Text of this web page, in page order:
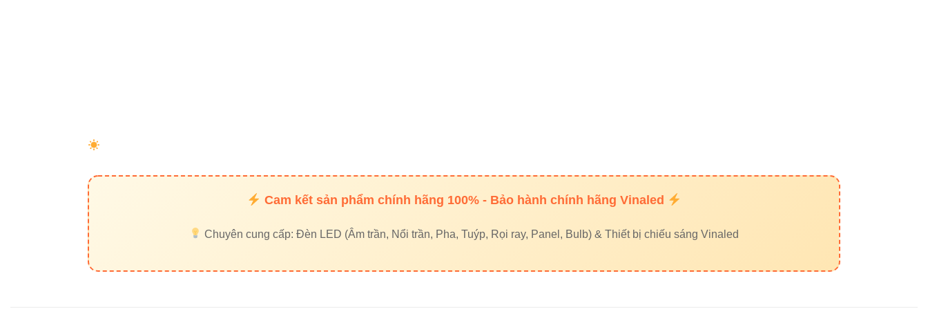
TIÊU CHÍ CABLE-2P-PVC VINALED CÁP TÍN HIỆU GIÁ RẺ
Cam kết sản phẩm chính hãng 100% - Bảo hành chính hãng Vinaled
Chuyên cung cấp: Đèn LED (Âm trần, Nổi trần, Pha, Tuýp, Rọi ray, Panel, Bulb) & Thiết bị chiếu sáng Vinaled